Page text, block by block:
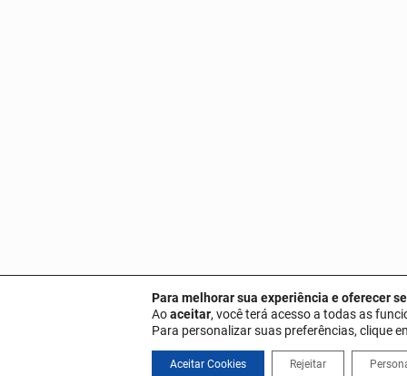
Para melhorar sua experiência e oferecer
Aoaceitar, você terá acesso a todas as
Para personalizar suas preferências, clique
Aceitar Cookies Rejeitar